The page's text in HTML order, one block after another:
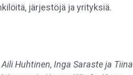
järjestöjä ja yrityksiä.
Huhtinen, Inga Saraste ja Tiina